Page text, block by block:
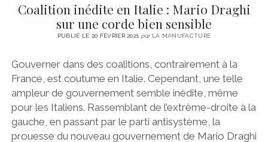
Coalition inédite en Italie : Mario Draghi
sur une corde bien sensible
PUBLIÉ LE 20 FÉVRIER 2021 parLA MANUFACTURE
Gouverner dans des coalitions, contrairement à la
France, est coutume en Italie. Cependant, une telle
ampleur de gouvernement semble inédite, même
pour les Italiens. Rassemblant de l’extrême-droite à la
gauche, en passant par le parti antisystème, la
prouesse du nouveau gouvernement de Mario Draghi